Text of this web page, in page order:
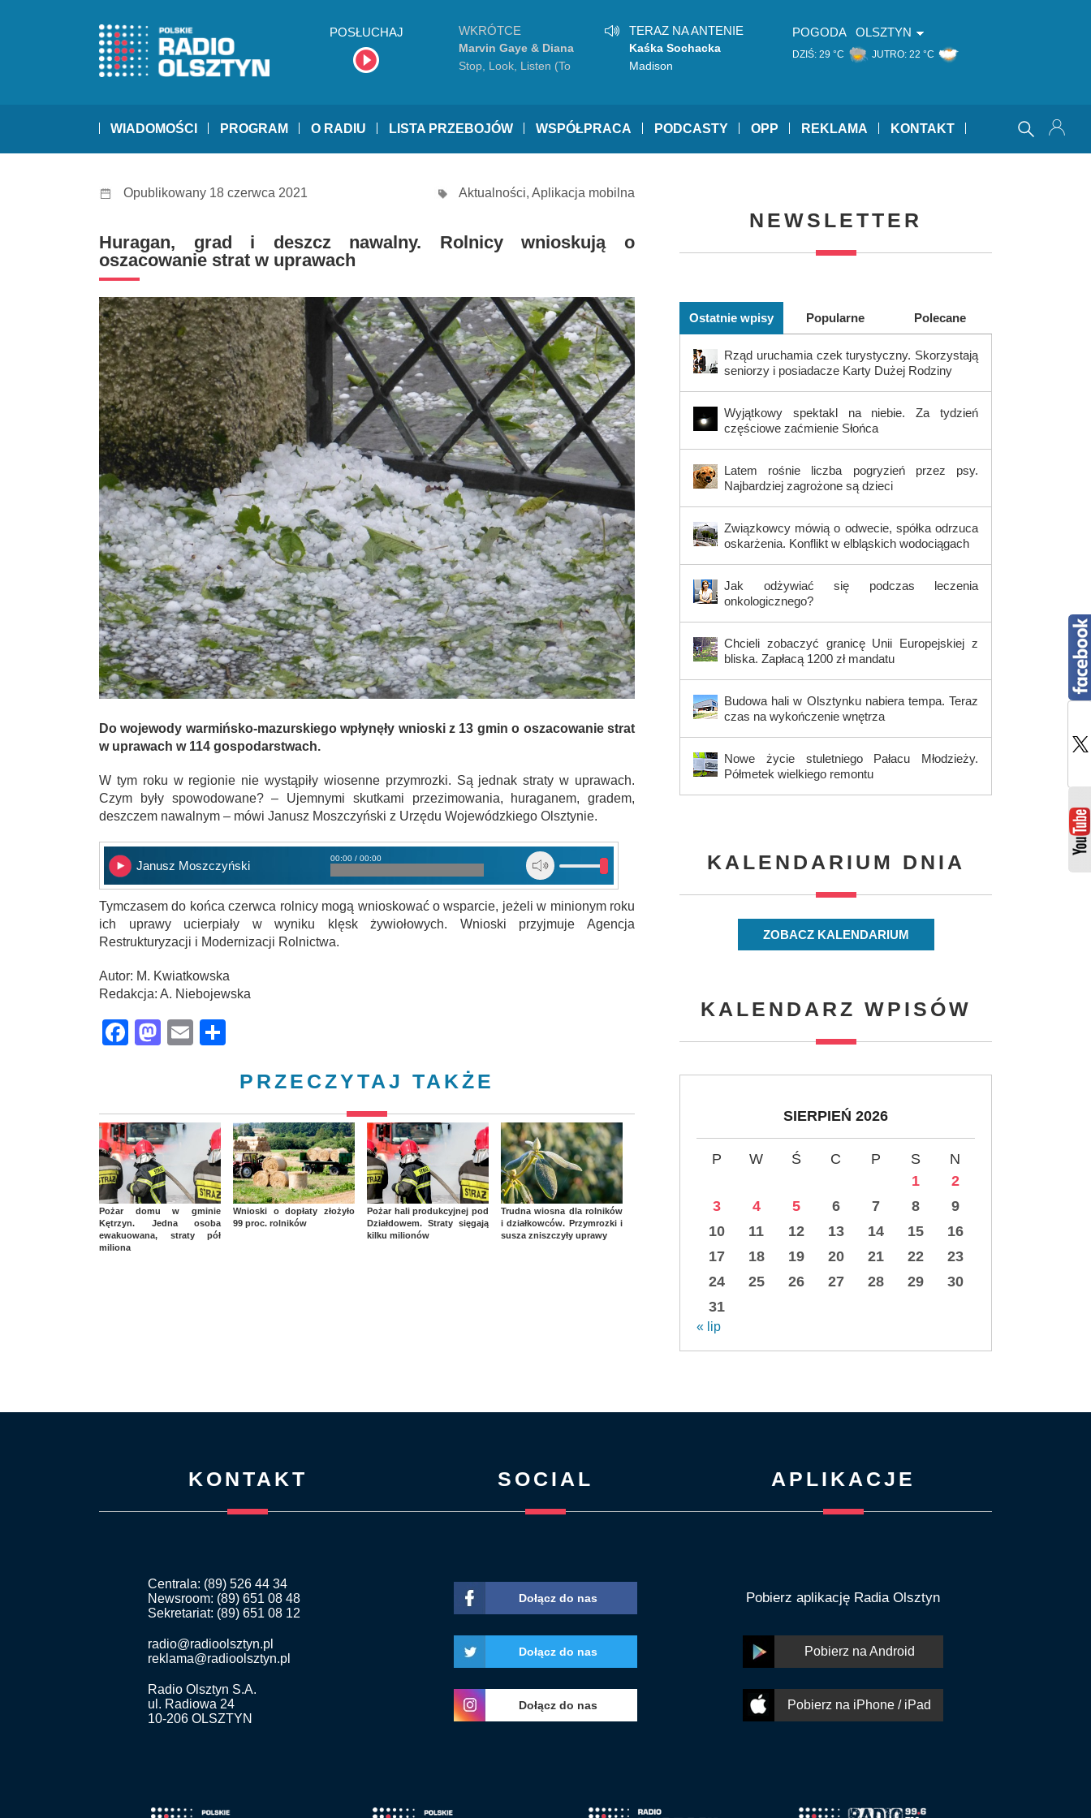
POSŁUCHAJ WKRÓTCE
Marvin Gaye & Diana
Ross
Stop, Look, Listen (To
TERAZ NA ANTENIE
Kaśka Sochacka
Madison
POGODA OLSZTYN
DZIŚ: 29 °C JUTRO: 22 °C
WIADOMOŚCI PROGRAM O RADIU LISTA PRZEBOJÓW WSPÓŁPRACA PODCASTY OPP REKLAMA KONTAKT
Opublikowany 18 czerwca 2021 Aktualności, Aplikacja mobilna
Huragan, grad i deszcz nawalny. Rolnicy wnioskują o
oszacowanie strat w uprawach
Do wojewody warmińsko-mazurskiego wpłynęły wnioski z 13 gmin o oszacowanie strat
w uprawach w 114 gospodarstwach.
W tym roku w regionie nie wystąpiły wiosenne przymrozki. Są jednak straty w uprawach.
Czym były spowodowane? – Ujemnymi skutkami przezimowania, huraganem, gradem,
deszczem nawalnym – mówi Janusz Moszczyński z Urzędu Wojewódzkiego Olsztynie.
Janusz Moszczyński
00:00 / 00:00
Tymczasem do końca czerwca rolnicy mogą wnioskować o wsparcie, jeżeli w minionym roku
ich uprawy ucierpiały w wyniku klęsk żywiołowych. Wnioski przyjmuje Agencja
Restrukturyzacji i Modernizacji Rolnictwa.
Autor: M. Kwiatkowska
Redakcja: A. Niebojewska
Facebook
Mastodon
Email
PRZECZYTAJ TAKŻE
Pożar domu w gminie
Kętrzyn. Jedna osoba
ewakuowana, straty pół
miliona
Wnioski o dopłaty złożyło
99 proc. rolników
Pożar hali produkcyjnej pod
Działdowem. Straty sięgają
kilku milionów
Trudna wiosna dla rolników
i działkowców. Przymrozki i
susza zniszczyły uprawy
NEWSLETTER
Ostatnie wpisy Popularne Polecane
Rząd uruchamia czek turystyczny. Skorzystają
seniorzy i posiadacze Karty Dużej Rodziny
Wyjątkowy spektakl na niebie. Za tydzień
częściowe zaćmienie Słońca
Latem rośnie liczba pogryzień przez psy.
Najbardziej zagrożone są dzieci
Związkowcy mówią o odwecie, spółka odrzuca
oskarżenia. Konflikt w elbląskich wodociągach
Jak odżywiać się podczas leczenia
onkologicznego?
Chcieli zobaczyć granicę Unii Europejskiej z
bliska. Zapłacą 1200 zł mandatu
Budowa hali w Olsztynku nabiera tempa. Teraz
czas na wykończenie wnętrza
Nowe życie stuletniego Pałacu Młodzieży.
Półmetek wielkiego remontu
KALENDARIUM DNIA
ZOBACZ KALENDARIUM
KALENDARZ WPISÓW
SIERPIEŃ 2026
P W Ś C P S
N
1
2
3
4 5 6 7 8
9
10
11 12 13 14 15
16
17
18 19 20 21 22
23
24
25 26 27 28 29
30
31
« lip
KONTAKT
Centrala: (89) 526 44 34
Newsroom: (89) 651 08 48
Sekretariat: (89) 651 08 12
radio@radioolsztyn.pl
reklama@radioolsztyn.pl
Radio Olsztyn S.A.
ul. Radiowa 24
10-206 OLSZTYN
SOCIAL
Dołącz do nas
Dołącz do nas
Dołącz do nas
APLIKACJE
Pobierz aplikację Radia Olsztyn
Pobierz na Android
Pobierz na iPhone / iPad